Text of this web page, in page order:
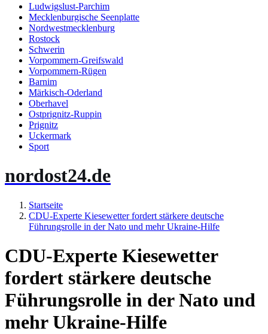
Ludwigslust-Parchim
Mecklenburgische Seenplatte
Nordwestmecklenburg
Rostock
Schwerin
Vorpommern-Greifswald
Vorpommern-Rügen
Barnim
Märkisch-Oderland
Oberhavel
Ostprignitz-Ruppin
Prignitz
Uckermark
Sport
nordost24.de
Startseite
CDU-Experte Kiesewetter fordert stärkere deutsche
Führungsrolle in der Nato und mehr Ukraine-Hilfe
CDU-Experte Kiesewetter
fordert stärkere deutsche
Führungsrolle in der Nato und
mehr Ukraine-Hilfe